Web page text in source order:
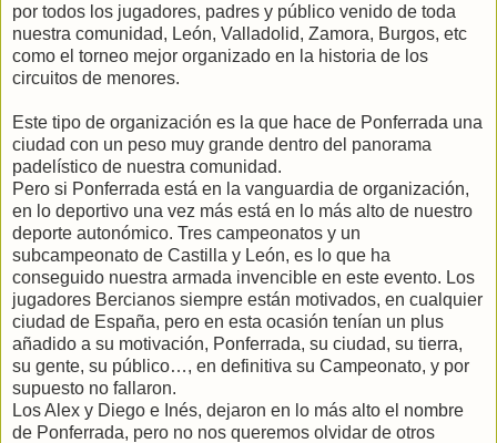
por todos los jugadores, padres y público venido de toda
nuestra comunidad, León, Valladolid, Zamora, Burgos, etc
como el torneo mejor organizado en la historia de los
circuitos de menores.
Este tipo de organización es la que hace de Ponferrada una
ciudad con un peso muy grande dentro del panorama
padelístico de nuestra comunidad.
Pero si Ponferrada está en la vanguardia de organización,
en lo deportivo una vez más está en lo más alto de nuestro
deporte autonómico. Tres campeonatos y un
subcampeonato de Castilla y León, es lo que ha
conseguido nuestra armada invencible en este evento. Los
jugadores Bercianos siempre están motivados, en cualquier
ciudad de España, pero en esta ocasión tenían un plus
añadido a su motivación, Ponferrada, su ciudad, su tierra,
su gente, su público…, en definitiva su Campeonato, y por
supuesto no fallaron.
Los Alex y Diego e Inés, dejaron en lo más alto el nombre
de Ponferrada, pero no nos queremos olvidar de otros